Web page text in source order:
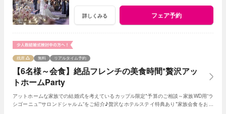
詳しくみる フェア予約
【6名様～会食】絶品フレンチの美食時間*贅沢アッ
トホームParty
残席 無料 リアルタイム予約
アットホームな家族での結婚式を考えているカップル限定*予算のご相談～家族WD用”ラ
シゴーニュ””サロンドシャルム”をご紹介♪贅沢なホテルステイ特典あり*家族会食をお得